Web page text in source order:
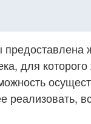
предоставлена
для
реализовать,